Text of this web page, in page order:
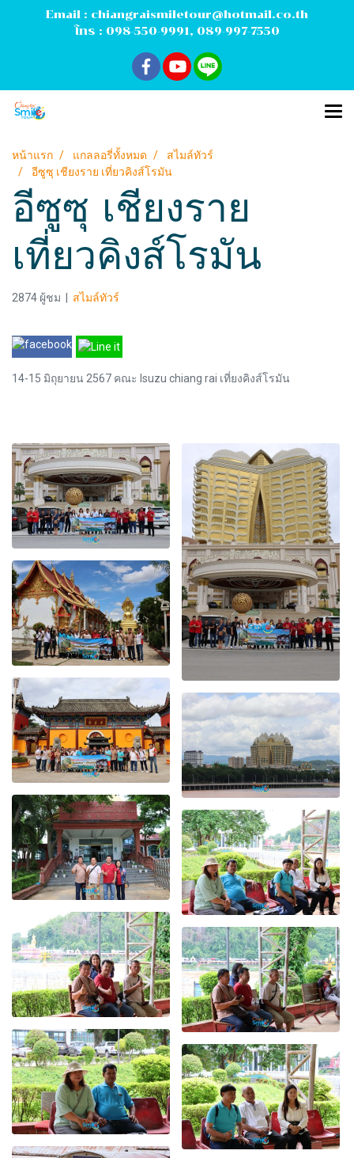
Email : chiangraismiletour@hotmail.co.th
โทร : 098-550-9991, 089-997-7550
หน้าแรก แกลลอรี่ทั้งหมด
สไมล์ทัวร์
อีซูซุ เชียงราย เที่ยวคิงส์โรมัน
อีซูซุ เชียงราย
เที่ยวคิงส์โรมัน
2874 ผู้ชม สไมล์ทัวร์
14-15 มิถุยายน 2567 คณะ Isuzu chiang rai เที่ยงคิงส์โรมัน